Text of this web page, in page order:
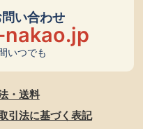
い合わせ
いつでも
・送料
引法に基づく表記